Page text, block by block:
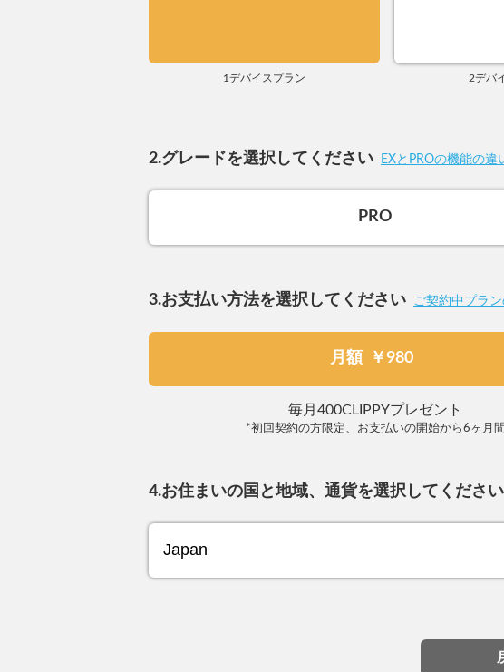
1デバイスプラン 2デバ
2.グレードを選択してください EXとPROの機能の違
PRO
3.お支払い方法を選択してください ご契約中プラ
月額 ￥980
毎月400CLIPPYプレゼント
*初回契約の方限定、お支払いの開始から6ヶ月間
4.お住まいの国と地域、通貨を選択してください